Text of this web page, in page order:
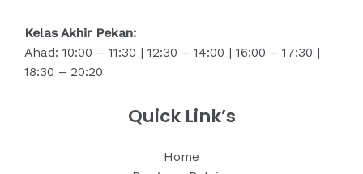
Kelas Akhir Pekan:
Ahad: 10:00 – 11:30 | 12:30 – 14:00 | 16:00 – 17:30 |
18:30 – 20:20
Quick Link’s
Home